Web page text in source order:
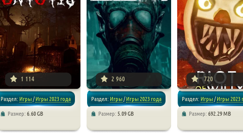
1 114
Раздел: Игры/Игры 2023 года
Размер: 6.60 GB
2 960
Раздел: Игры/Игры 2023 года
Размер: 5.09 GB
720
Раздел: Игры/Игры 2023
Размер: 692.29 MB